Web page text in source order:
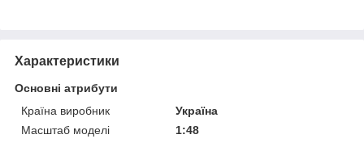
Характеристики
Основні атрибути
Країна виробник
Україна
Масштаб моделі
1:48